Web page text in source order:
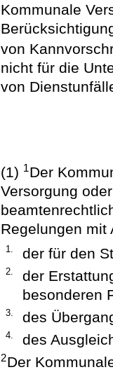
Kommunale
von
nicht für die
von
(1) 1Der
Versorgung
Regelungen mit
1. der für den
2.
der
besonderen
3. des
4. des
2Der